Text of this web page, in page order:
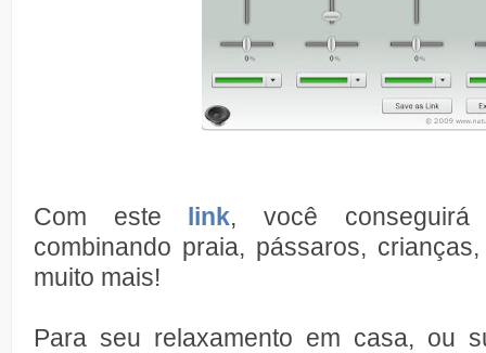
Com este link, você
combinando praia, pássaros,
muito mais!
Para seu relaxamento em casa, ou